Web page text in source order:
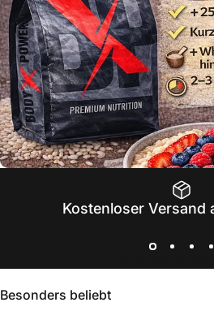
NEU500gmehr
Kostenloser Versand
Besonders beliebt